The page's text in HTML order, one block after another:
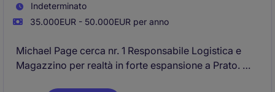
Indeterminato
35.000EUR - 50.000EUR per anno
Michael Page cerca nr. 1 Responsabile Logistica e
Magazzino per realtà in forte espansione a Prato.